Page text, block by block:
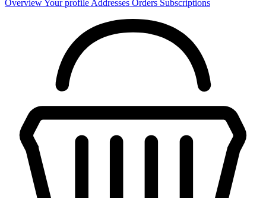
OverviewYour profile Addresses Orders Subscriptions